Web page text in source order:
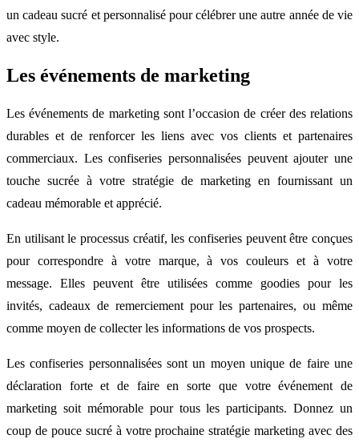
un cadeau sucré et personnalisé pour célébrer une autre année de vie
avec style.
Les événements de marketing
Les événements de marketing sont l’occasion de créer des relations
durables et de renforcer les liens avec vos clients et partenaires
commerciaux. Les confiseries personnalisées peuvent ajouter une
touche sucrée à votre stratégie de marketing en fournissant un
cadeau mémorable et apprécié.
En utilisant le processus créatif, les confiseries peuvent être conçues
pour correspondre à votre marque, à vos couleurs et à votre
message. Elles peuvent être utilisées comme goodies pour les
invités, cadeaux de remerciement pour les partenaires, ou même
comme moyen de collecter les informations de vos prospects.
Les confiseries personnalisées sont un moyen unique de faire une
déclaration forte et de faire en sorte que votre événement de
marketing soit mémorable pour tous les participants. Donnez un
coup de pouce sucré à votre prochaine stratégie marketing avec des